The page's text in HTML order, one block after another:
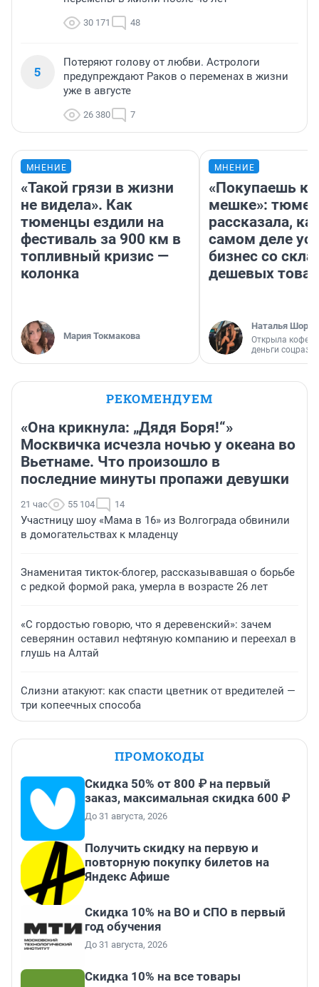
30 171 48
5
Потеряют голову от любви. Астрологи
предупреждают Раков о переменах в жизни
уже в августе
26 380 7
МНЕНИЕ
«Такой грязи в жизни
не видела». Как
тюменцы ездили на
фестиваль за 900 км в
топливный кризис —
колонка
Мария Токмакова
МНЕНИЕ
«Покупаешь
мешке»:
рассказала,
самом деле
бизнес со
дешевых
Наталья
Открыла
деньги
РЕКОМЕНДУЕМ
«Она крикнула: „Дядя Боря!“»
Москвичка исчезла ночью у океана во
Вьетнаме. Что произошло в
последние минуты пропажи девушки
21 час 55 104 14
Участницу шоу «Мама в 16» из Волгограда обвинили
в домогательствах к младенцу
Знаменитая тикток-блогер, рассказывавшая о борьбе
с редкой формой рака, умерла в возрасте 26 лет
«С гордостью говорю, что я деревенский»: зачем
северянин оставил нефтяную компанию и переехал в
глушь на Алтай
Слизни атакуют: как спасти цветник от вредителей —
три копеечных способа
ПРОМОКОДЫ
Скидка 50% от 800 ₽ на первый
заказ, максимальная скидка 600 ₽
До 31 августа, 2026
Получить скидку на первую и
повторную покупку билетов на
Яндекс Афише
Скидка 10% на ВО и СПО в первый
год обучения
До 31 августа, 2026
Скидка 10% на все товары